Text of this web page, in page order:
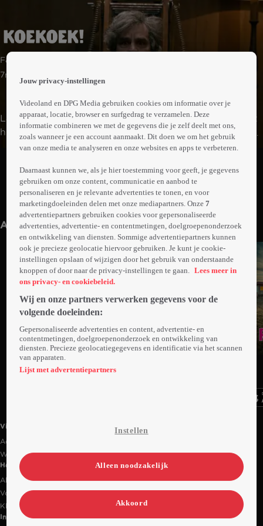
Familie | Komedie
7min
Lammert woont in een koekoeksklok. Elk heel uur gespt
hij zich in zijn lanceerstoel en schiet hij door de deurtjes
van de klok naar buiten om te koekoeken. Zijn werk is
zit moet elk uur haar medicijnen nemen. Op een dag
krijgt Lammert de kans om een groot geldbedrag te
winnen bij een radioquiz. Het probleem is dat hij alleen
op het hele uur kan inbellen.
Abonneren op Videoland
Meer
info
Anderen kijken ook
Ga
naar
Trailer
Videoland
Actiecode
Werken bij RTL
Handige links
Alle films & series
Veelgestelde vragen
Klantenservice
Informatie
Jouw privacy-instellingen
Videoland en DPG Media gebruiken cookies om informatie over je
apparaat, locatie, browser en surfgedrag te verzamelen. Deze
informatie combineren we met de gegevens die je zelf deelt met ons,
zoals wanneer je een account aanmaakt. Dit doen we om het gebruik
van onze media te analyseren en onze websites en apps te verbeteren.
Daarnaast kunnen we, als je hier toestemming voor geeft, je gegevens
gebruiken om onze content, communicatie en aanbod te
personaliseren en je relevante advertenties te tonen, en voor
marketingdoeleinden delen met onze mediapartners. Onze7
advertentiepartners gebruiken cookies voor gepersonaliseerde
advertenties, advertentie- en contentmetingen, doelgroepenonderzoek
en ontwikkeling van diensten. Sommige advertentiepartners kunnen
ook je precieze geolocatie hiervoor gebruiken. Je kunt je cookie-
instellingen opslaan of wijzigen door het gebruik van onderstaande
knoppen of door naar de privacy-instellingen te gaan.
Lees meer in
ons privacy- en cookiebeleid.
Wij en onze partners verwerken gegevens voor de
volgende doeleinden:
Gepersonaliseerde advertenties en content, advertentie- en
contentmetingen, doelgroepenonderzoek en ontwikkeling van
diensten. Precieze geolocatiegegevens en identificatie via het scannen
van apparaten.
Lijst met advertentiepartners
Instellen
Alleen noodzakelijk
Akkoord